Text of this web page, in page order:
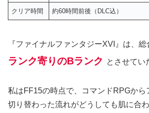
クリア時間 約60時間前後（DLC込）
『ファイナルファンタジーXVI』は、
ランク寄りのBランク とさせてい
私はFF15の時点で、コマンドRPGから
切り替わった流れがどうしても肌に合